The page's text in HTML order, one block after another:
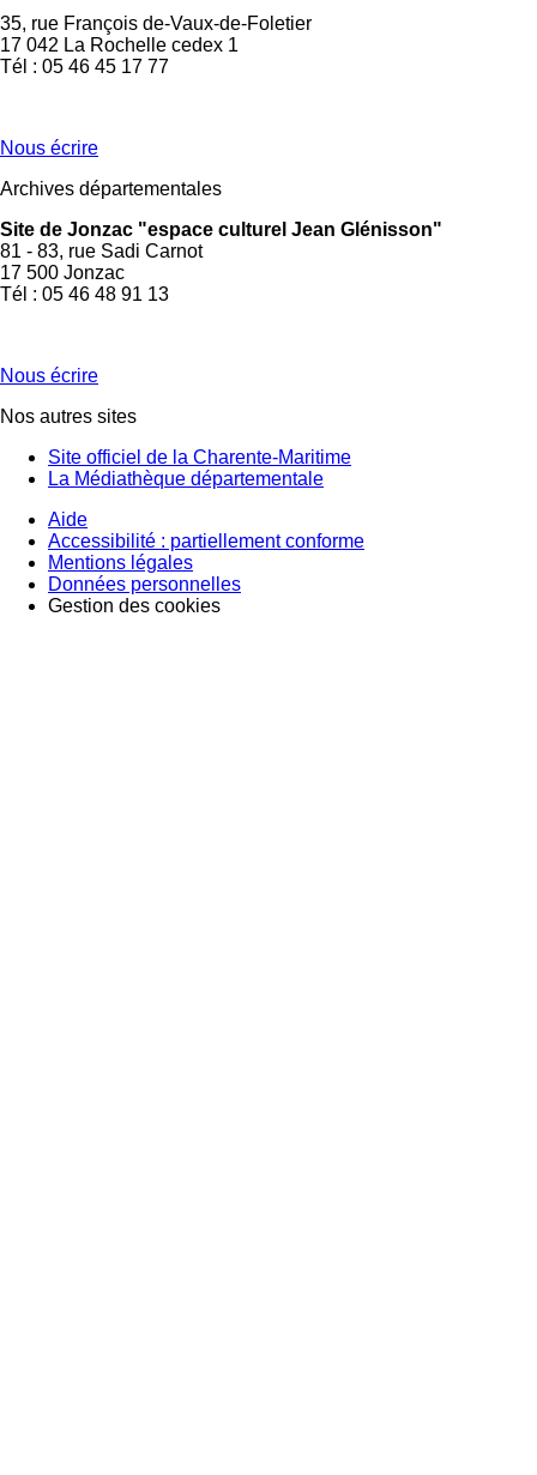
35, rue François de-Vaux-de-Foletier
17 042 La Rochelle cedex 1
Tél : 05 46 45 17 77
Nous écrire
Archives départementales
Site de Jonzac "espace culturel Jean Glénisson"
81 - 83, rue Sadi Carnot
17 500 Jonzac
Tél : 05 46 48 91 13
Nous écrire
Nos autres sites
Site officiel de la Charente-Maritime
La Médiathèque départementale
Aide
Accessibilité : partiellement conforme
Mentions légales
Données personnelles
Gestion des cookies